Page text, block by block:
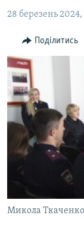
основної
навігації
Перейти
до
пошуку
БЛОГИ
ПОГЛЯД
ІНТЕРВ'Ю
ВСЕ ЗА ДЕНЬ
СПЕЦПРОЕКТИ
ДЕПОРТАЦІЯ
ВІДЕОУРОКИ
СВІДЧЕННЯ
УКРАЇНСЬКА
ІНФОГРАФІКА
ЯК ОБІЙТИ
Русский
ДОЛУЧАЙСЯ!
28 березень 2024,
Поділитись
Микола Ткаченко